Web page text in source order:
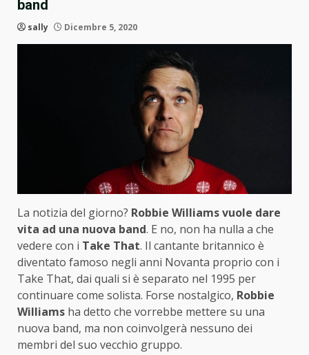
band
sally Dicembre 5, 2020
La notizia del giorno? Robbie Williams vuole dare
vita ad una nuova band. E no, non ha nulla a che
vedere con i Take That. Il cantante britannico è
diventato famoso negli anni Novanta proprio con i
Take That, dai quali si è separato nel 1995 per
continuare come solista. Forse nostalgico, Robbie
Williams ha detto che vorrebbe mettere su una
nuova band, ma non coinvolgerà nessuno dei
membri del suo vecchio gruppo.